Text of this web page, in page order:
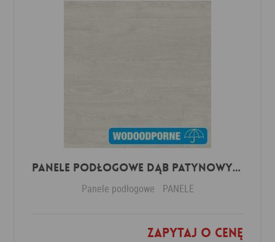
Panele Podłogowe Dąb Patynowy Klasyczny Jasny IMU3559 AC5 12 mm
Panele podłogowe PANELE
Zapytaj o cenę
Dodaj do ulubionych